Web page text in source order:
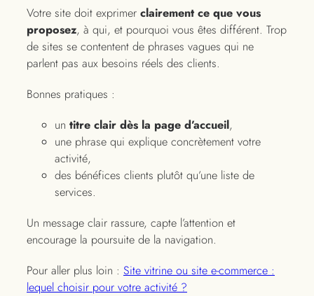
Votre site doit exprimer clairement ce que vous
proposez, à qui, et pourquoi vous êtes différent. Trop
de sites se contentent de phrases vagues qui ne
parlent pas aux besoins réels des clients.
Bonnes pratiques :
un titre clair dès la page d’accueil,
une phrase qui explique concrètement votre
activité,
des bénéfices clients plutôt qu’une liste de
services.
Un message clair rassure, capte l’attention et
encourage la poursuite de la navigation.
Pour aller plus loin : Site vitrine ou site e-commerce :
lequel choisir pour votre activité ?